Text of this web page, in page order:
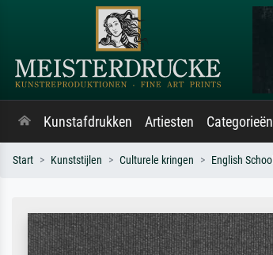
Kunstafdrukken Artiesten Categorieën
Start Kunststijlen Culturele kringen English School